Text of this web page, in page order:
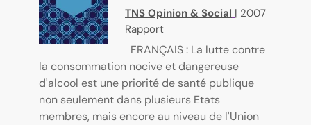
TNS Opinion & Social | 2007
Rapport
FRANÇAIS : La lutte contre
la consommation nocive et dangereuse
d'alcool est une priorité de santé publique
non seulement dans plusieurs Etats
membres, mais encore au niveau de l'Union